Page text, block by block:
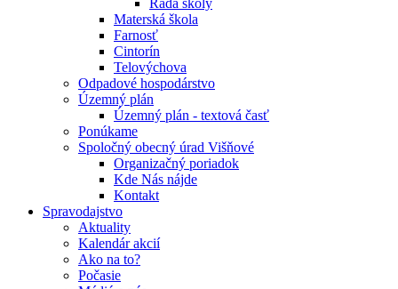
Rada školy
Materská škola
Farnosť
Cintorín
Telovýchova
Odpadové hospodárstvo
Územný plán
Územný plán - textová časť
Ponúkame
Spoločný obecný úrad Višňové
Organizačný poriadok
Kde Nás nájde
Kontakt
Spravodajstvo
Aktuality
Kalendár akcií
Ako na to?
Počasie